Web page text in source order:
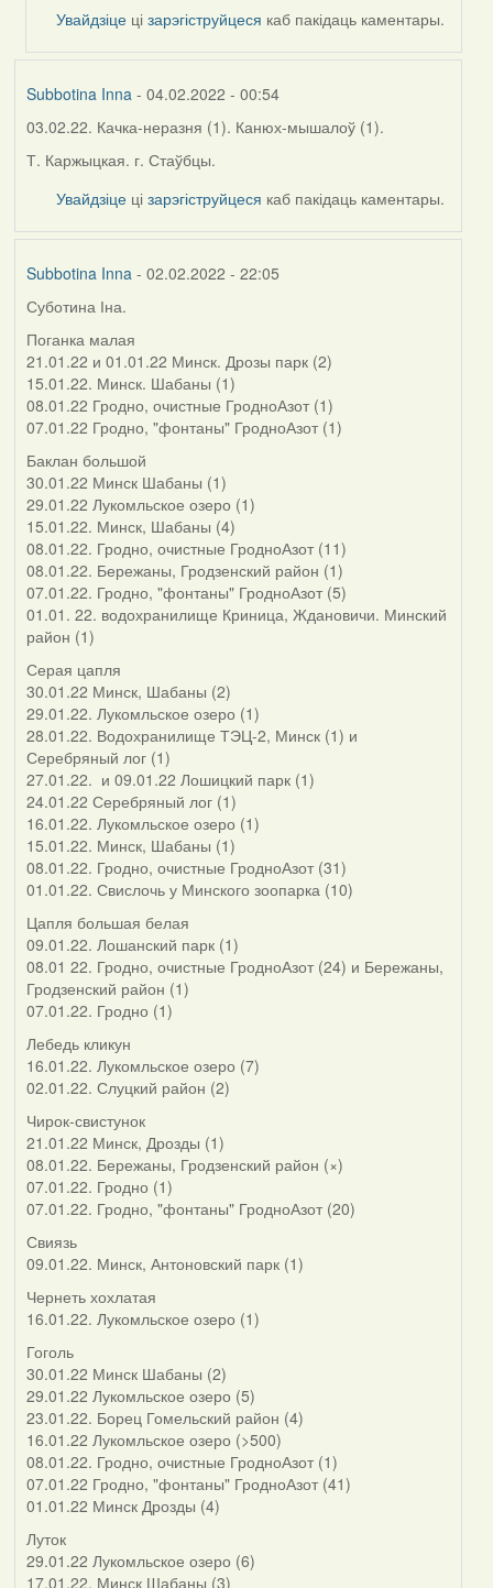
Peregrinus
Увайдзіце цізарэгіструйцеся каб пакідаць каментары.
Subbotina Inna- 04.02.2022 - 00:54
03.02.22. Качка-неразня (1). Канюх-мышалоў (1).
Т. Каржыцкая. г. Стаўбцы.
Увайдзіце цізарэгіструйцеся каб пакідаць каментары.
Subbotina Inna- 02.02.2022 - 22:05
Суботина Іна.
Поганка малая
21.01.22 и 01.01.22 Минск. Дрозы парк (2)
15.01.22. Минск. Шабаны (1)
08.01.22 Гродно, очистные ГродноАзот (1)
07.01.22 Гродно, "фонтаны" ГродноАзот (1)
Баклан большой
30.01.22 Минск Шабаны (1)
29.01.22 Лукомльское озеро (1)
15.01.22. Минск, Шабаны (4)
08.01.22. Гродно, очистные ГродноАзот (11)
08.01.22. Бережаны, Гродзенский район (1)
07.01.22. Гродно, "фонтаны" ГродноАзот (5)
01.01. 22. водохранилище Криница, Ждановичи. Минский
район (1)
Серая цапля
30.01.22 Минск, Шабаны (2)
29.01.22. Лукомльское озеро (1)
28.01.22. Водохранилище ТЭЦ-2, Минск (1) и
Серебряный лог (1)
27.01.22. и 09.01.22 Лошицкий парк (1)
24.01.22 Серебряный лог (1)
16.01.22. Лукомльское озеро (1)
15.01.22. Минск, Шабаны (1)
08.01.22. Гродно, очистные ГродноАзот (31)
01.01.22. Свислочь у Минского зоопарка (10)
Цапля большая белая
09.01.22. Лошанский парк (1)
08.01 22. Гродно, очистные ГродноАзот (24) и Бережаны,
Гродзенский район (1)
07.01.22. Гродно (1)
Лебедь кликун
16.01.22. Лукомльское озеро (7)
02.01.22. Слуцкий район (2)
Чирок-свистунок
21.01.22 Минск, Дрозды (1)
08.01.22. Бережаны, Гродзенский район (×)
07.01.22. Гродно (1)
07.01.22. Гродно, "фонтаны" ГродноАзот (20)
Свиязь
09.01.22. Минск, Антоновский парк (1)
Чернеть хохлатая
16.01.22. Лукомльское озеро (1)
Гоголь
30.01.22 Минск Шабаны (2)
29.01.22 Лукомльское озеро (5)
23.01.22. Борец Гомельский район (4)
16.01.22 Лукомльское озеро (>500)
08.01.22. Гродно, очистные ГродноАзот (1)
07.01.22 Гродно, "фонтаны" ГродноАзот (41)
01.01.22 Минск Дрозды (4)
Луток
29.01.22 Лукомльское озеро (6)
17.01.22. Минск Шабаны (3)